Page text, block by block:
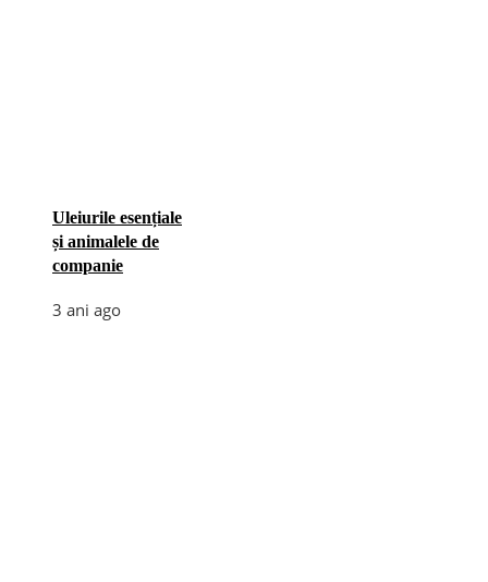
Uleiurile esențiale
și animalele de
companie
3 ani ago